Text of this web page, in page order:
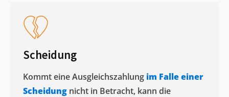
Scheidung
Kommt eine Ausgleichszahlung im Falle einer
Scheidung nicht in Betracht, kann die